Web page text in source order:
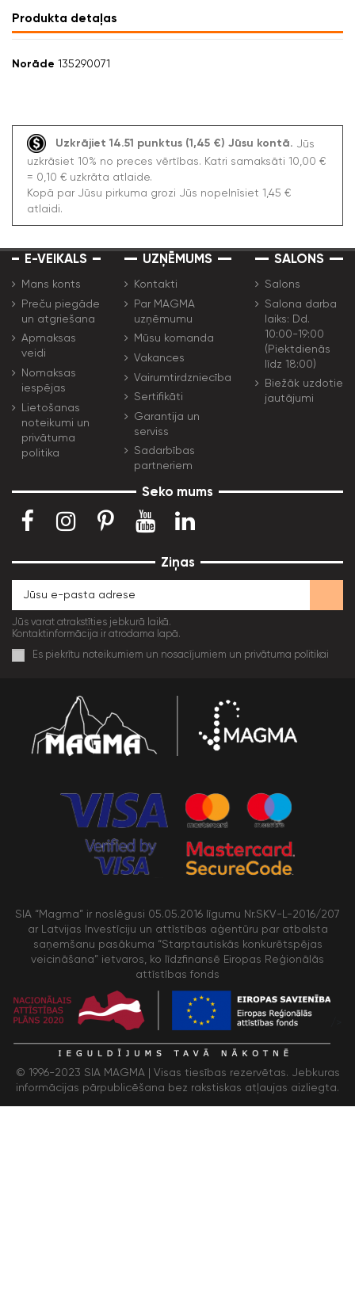
Produkta detaļas
Norāde 135290071
Uzkrājiet 14.51 punktus (1,45 €) Jūsu kontā. Jūs
uzkrāsiet 10% no preces vērtības. Katri samaksāti 10,00 €
= 0,10 € uzkrāta atlaide.
Kopā par Jūsu pirkuma grozi Jūs nopelnīsiet 1,45 €
atlaidi.
E-VEIKALS
Mans konts
Preču piegāde
un atgriešana
Apmaksas
veidi
Nomaksas
iespējas
Lietošanas
noteikumi un
privātuma
politika
UZŅĒMUMS
Kontakti
Par MAGMA
uzņēmumu
Mūsu komanda
Vakances
Vairumtirdzniecība
Sertifikāti
Garantija un
serviss
Sadarbības
partneriem
SALONS
Salons
Salona darba
laiks: Dd.
10:00-19:00
(Piektdienās
līdz 18:00)
Biežāk uzdotie
jautājumi
Seko mums
Ziņas
Jūs varat atrakstīties jebkurā laikā.
Kontaktinformācija ir atrodama lapā.
Es piekrītu noteikumiem un nosacījumiem un privātuma politikai
SIA “Magma” ir noslēgusi 05.05.2016 līgumu Nr.SKV-L-2016/207
ar Latvijas Investīciju un attīstības aģentūru par atbalsta
saņemšanu pasākuma “Starptautiskās konkurētspējas
veicināšana” ietvaros, ko līdzfinansē Eiropas Reģionālās
attīstības fonds
© 1996-2023 SIA MAGMA | Visas tiesības rezervētas. Jebkuras
informācijas pārpublicēšana bez rakstiskas atļaujas aizliegta.